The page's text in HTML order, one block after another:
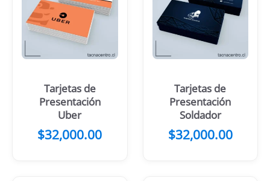
Tarjetas de
Presentación
Uber
$32,000.00
Tarjetas de
Presentación
Soldador
$32,000.00